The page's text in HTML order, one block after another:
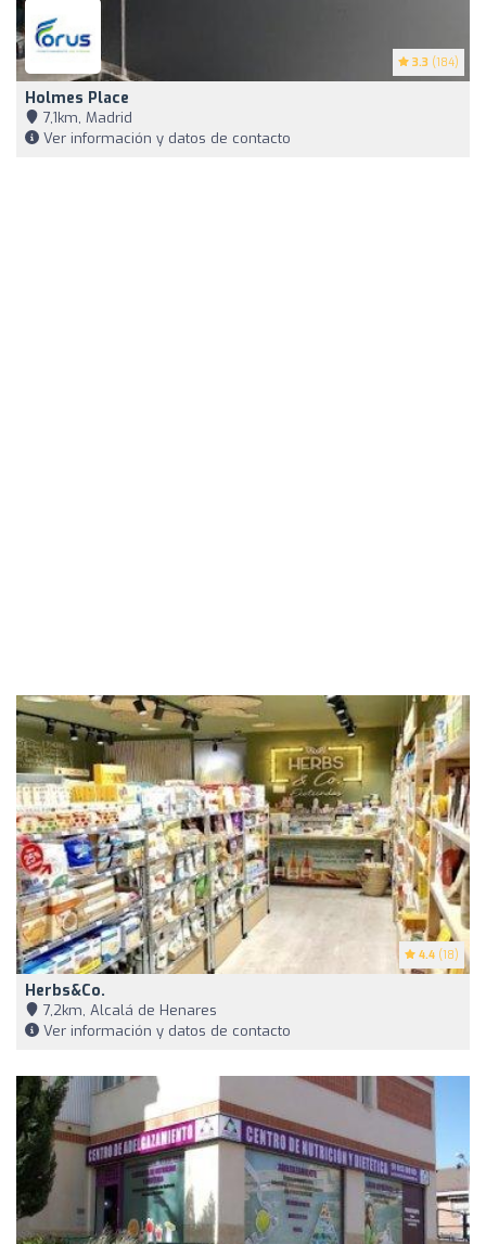
3.3 (184)
Holmes Place
7,1km, Madrid
Ver información y datos de contacto
4.4 (18)
Herbs&Co.
7,2km, Alcalá de Henares
Ver información y datos de contacto